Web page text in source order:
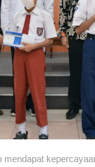
mendapat